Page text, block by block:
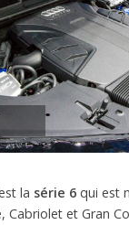
la série 6qui est
Cabriolet et Gran